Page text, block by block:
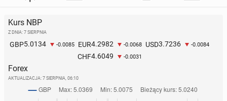
Kurs NBP
Z DNIA: 7 SIERPNIA
GBP5.0134 -0.0085 EUR4.2982 -0.0068 USD3.7236 -0.0084
CHF4.6049 -0.0031
Forex
AKTUALIZACJA: 7 SIERPNIA, 06:10